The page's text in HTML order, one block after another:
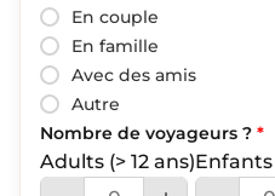
En couple
En famille
Avec des amis
Autre
Nombre de voyageurs ? *
Adults (> 12 ans)Enfants